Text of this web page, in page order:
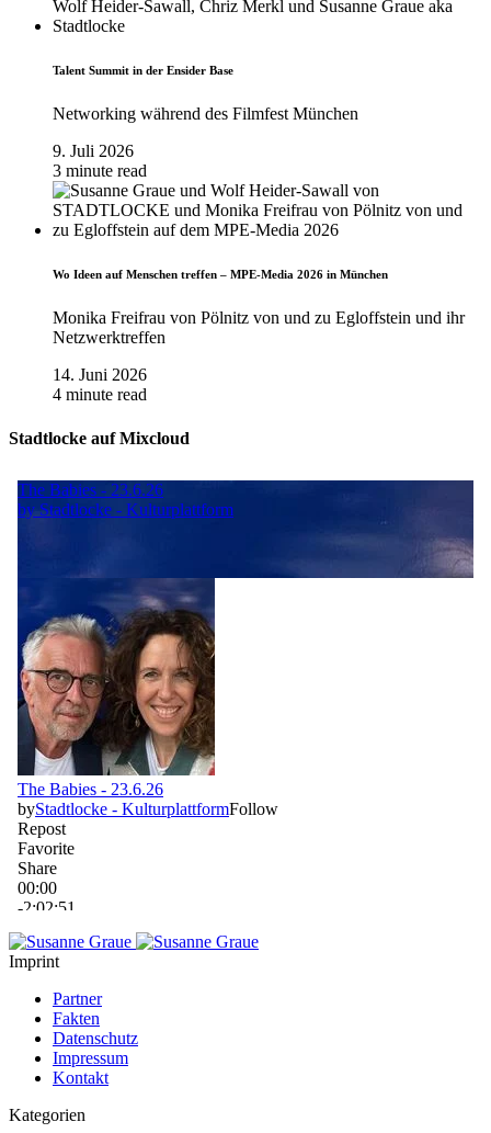
Talent Summit in der Ensider Base
Networking während des Filmfest München
9. Juli 2026
3 minute read
Wo Ideen auf Menschen treffen – MPE-Media 2026 in München
Monika Freifrau von Pölnitz von und zu Egloffstein und ihr
Netzwerktreffen
14. Juni 2026
4 minute read
Stadtlocke auf Mixcloud
Imprint
Partner
Fakten
Datenschutz
Impressum
Kontakt
Kategorien